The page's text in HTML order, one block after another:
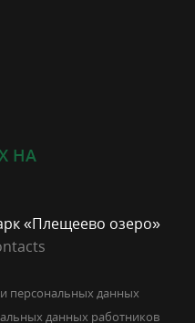
НА
«Плещеево озеро»
персональных данных
данных работников